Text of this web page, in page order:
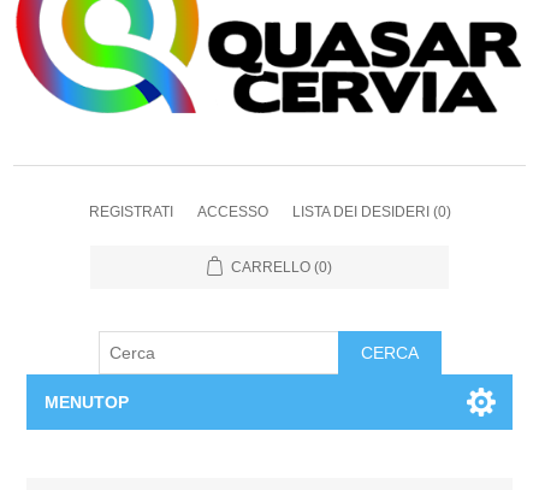
REGISTRATI ACCESSO LISTA DEI DESIDERI (0)
CARRELLO (0)
CERCA
MENUTOP